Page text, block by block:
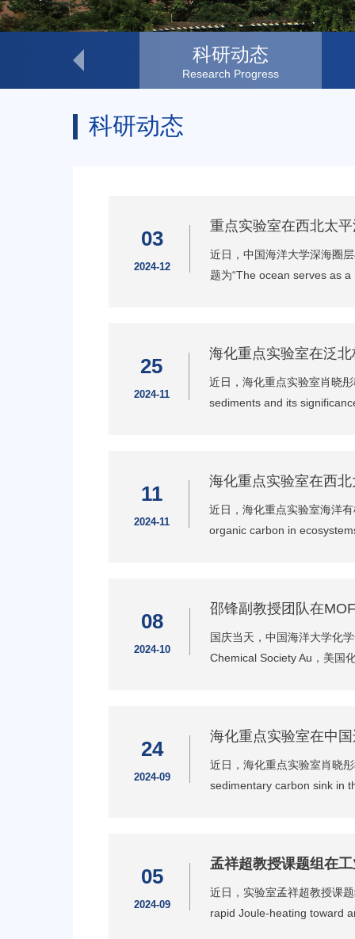
研究方向
Research Themes
科研动态
Research Progress
科研动态
03
2024-12
重点实验室在西北太
近日，中国海洋大学深海圈
题为“The ocean serves as
25
2024-11
海化重点实验室在泛
近日，海化重点实验室肖晓
sediments and its
11
2024-11
海化重点实验室在西
近日，海化重点实验室海洋
organic carbon in
08
2024-10
邵锋副教授团队在
国庆当天，中国海洋大学化
Chemical Society Au，美国
24
2024-09
海化重点实验室在中
近日，海化重点实验室肖晓
sedimentary carbon sink in
05
2024-09
孟祥超教授课题组在
近日，实验室孟祥超教授课
rapid Joule-heating toward